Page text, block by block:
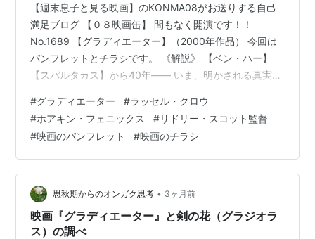
ールで描いた、リドリー・スコット監督が贈
るスペクタクル大作。第73回アカデミー賞5部
門受賞作品。
アカデミー賞
受賞：作品賞、衣装デザイン賞、音響賞、視覚効果
ナル作曲賞、美術監督・装置賞、助演男優賞（ホア
キン・フェニックス）
【週末息子と見る映画】のKONMA08がお送りする自己
満足ブログ 【０８映画缶】 間もなく開演です！！
No.1689 【グラディエーター】（2000年作品） 今回は
パンフレットとチラシです。 《解説》 【ベン・ハー】
【スパルタカス】から40年―― いま、明かされる真実の
を高く評価され今、最も注目されている男優ラッセル・
クロウ。その彼が、かつて演じたことのなかった真の
《男》の世界に全身全霊を込めて挑む、この夏最大の話
題作――それが【グラディエーター】だ。 偉大なローマ
皇帝が世を去り世界の運命は無慈悲な息子の手に託され
た。巨大コロシアム…
#グラディエーター #ラッセル・クロウ
#ホアキン・フェニックス #リドリー・スコット監督
#映画のパンフレット #映画のチラシ
思秋期からのオンガク思考 • 3ヶ月前
映画『グラディエーター』と剣の花（グラジオラ
ス）の調べ